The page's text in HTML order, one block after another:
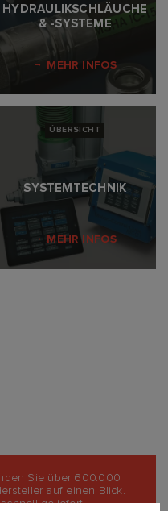
HYDRAULIKSCHLÄUCHE
& -SYSTEME
MEHR INFOS
ÜBERSICHT
SYSTEMTECHNIK
MEHR INFOS
Sie über 600.000
auf einen Blick.
geliefert.